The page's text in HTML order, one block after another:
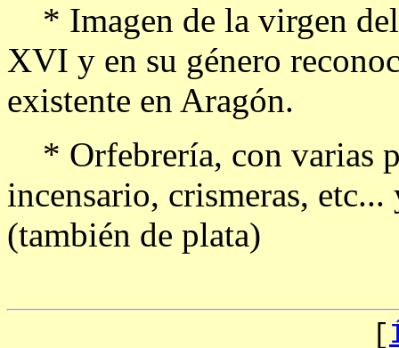
* Imagen de la virgen
XVI y en su género
existente en Aragón.
* Orfebrería, con varias
incensario, crismeras,
(también de plata)
[